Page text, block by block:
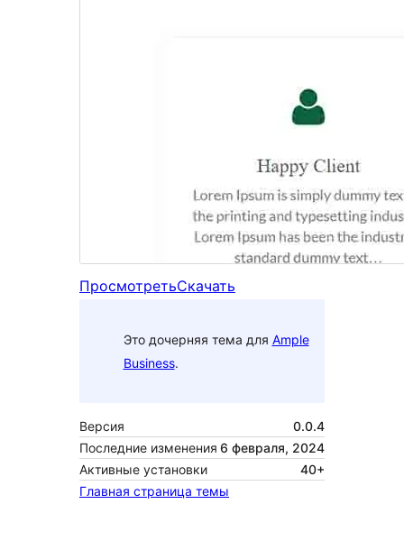
ПросмотретьСкачать
Это дочерняя тема для Ample
Business.
Версия
0.0.4
Последние изменения 6 февраля, 2024
Активные установки
40+
Главная страница темы